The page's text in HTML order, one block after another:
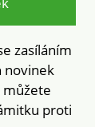
zasíláním
novinek
můžete
proti